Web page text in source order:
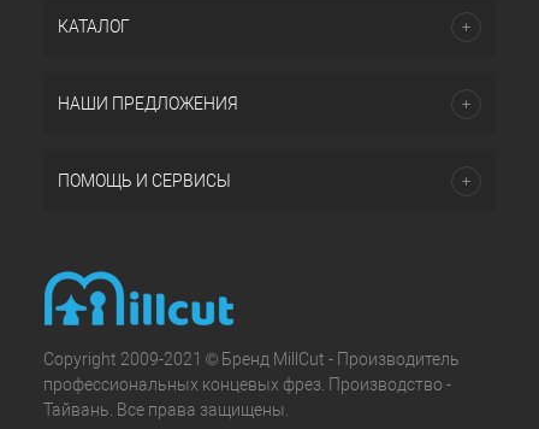
КАТАЛОГ
НАШИ ПРЕДЛОЖЕНИЯ
ПОМОЩЬ И СЕРВИСЫ
Copyright 2009-2021 © Бренд MillCut - Производитель
профессиональных концевых фрез. Производство -
Тайвань. Все права защищены.